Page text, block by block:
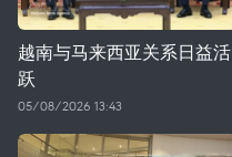
越南与马来西亚关系日益活
跃
05/08/2026 13:43